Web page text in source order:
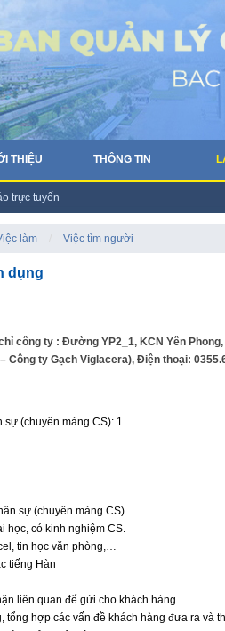
THIỆU THÔNG TIN
trực tuyến
làm Việc tìm người
dụng
công ty : Đường YP2_1, KCN Yên
Công ty Gạch Viglacera), Điện thoại:
sự (chuyên mảng CS): 1
sự (chuyên mảng CS)
học, có kinh nghiệm CS.
tin học văn phòng,…
tiếng Hàn
liên quan để gửi cho khách hàng
tổng hợp các vấn đề khách hàng đưa ra và